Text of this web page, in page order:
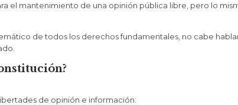
el mantenimiento de una opinión pública libre, pero lo
de todos los derechos fundamentales, no cabe
de opinión e información: